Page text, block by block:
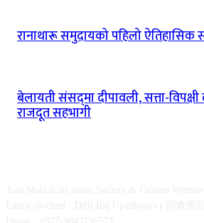
रानाथारू समुदायको पहिलो ऐतिहासिक
बेलायती संसद्‌मा दीपावली‚ सत्ता-
राजदूत सहभागी